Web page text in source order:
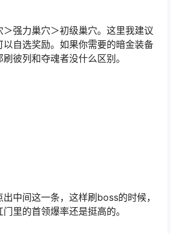
强力巢穴＞初级巢穴。这里我建议
以自选奖励。如果你需要的暗金装备
彼列和夺魂者没什么区别。
中间这一条，这样刷boss的时候，
里的首领爆率还是挺高的。